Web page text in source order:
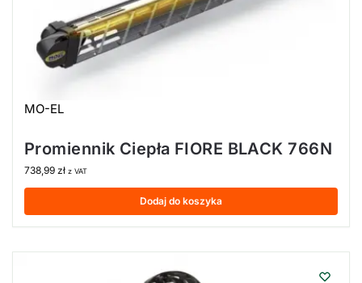
MO-EL
Promiennik Ciepła FIORE BLACK 766N
738,99 zł z VAT
Dodaj do koszyka